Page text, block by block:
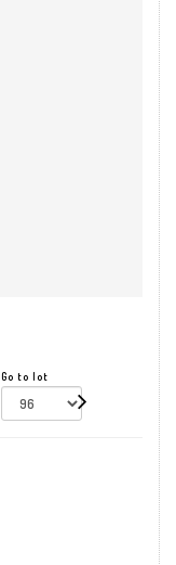
Go to lot